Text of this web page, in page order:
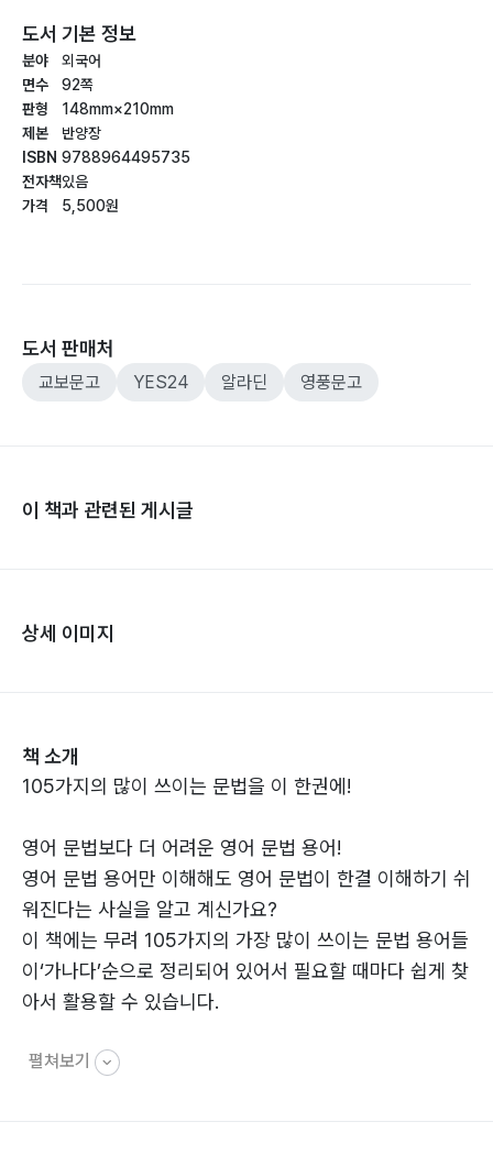
도서 기본 정보
분야
면수
판형
제본
ISBN
전자책
가격
외국어
92쪽
148mm×210mm
반양장
9788964495735
있음
5,500원
도서 판매처
교보문고 YES24 알라딘 영풍문고
이 책과 관련된 게시글
상세 이미지
책 소개
105가지의 많이 쓰이는 문법을 이 한권에!
영어 문법보다 더 어려운 영어 문법 용어!
영어 문법 용어만 이해해도 영어 문법이 한결 이해하기 쉬
워진다는 사실을 알고 계신가요?
이 책에는 무려 105가지의 가장 많이 쓰이는 문법 용어들
이‘가나다’순으로 정리되어 있어서 필요할 때마다 쉽게 찾
아서 활용할 수 있습니다.
영어 문법, 더 이상 어렵게 생각하지 마세요!
펼쳐보기